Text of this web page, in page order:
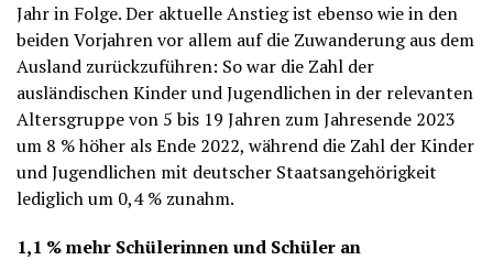
Jahr in Folge. Der aktuelle Anstieg ist ebenso wie in den
beiden Vorjahren vor allem auf die Zuwanderung aus dem
Ausland zurückzuführen: So war die Zahl der
ausländischen Kinder und Jugendlichen in der relevanten
Altersgruppe von 5 bis 19 Jahren zum Jahresende 2023
um 8 % höher als Ende 2022, während die Zahl der Kinder
und Jugendlichen mit deutscher Staatsangehörigkeit
lediglich um 0,4 % zunahm.
1,1 % mehr Schülerinnen und Schüler an